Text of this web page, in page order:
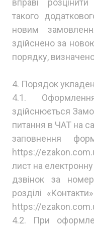
вправі
такого
новим
здійснено за
порядку,
4. Порядок
4.1.
здійснюється
питання в ЧАТ на
заповнення
https://
лист на
дзвінок за
розділі
https://
4.2. При